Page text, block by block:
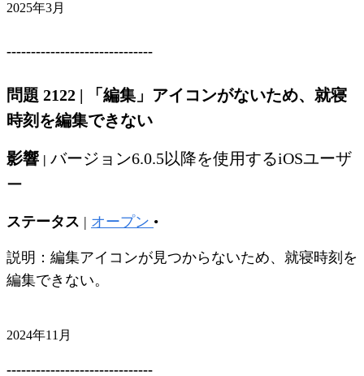
2025年3月
------------------------------
問題 2122 | 「編集」アイコンがないため、就寝
時刻を編集できない
影響 | バージョン6.0.5以降を使用するiOSユーザ
ー
ステータス | オープン •
説明：編集アイコンが見つからないため、就寝時刻を
編集できない。
2024年11月
------------------------------